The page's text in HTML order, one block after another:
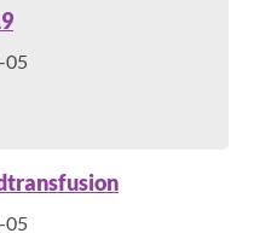
05
05